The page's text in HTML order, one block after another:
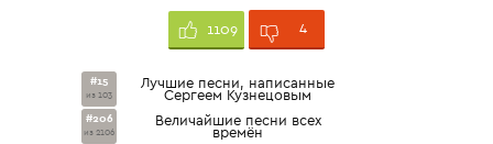
1109 4
#15
из 103
Лучшие песни, написанные
Сергеем Кузнецовым
#206
из 2106
Величайшие песни всех
времён